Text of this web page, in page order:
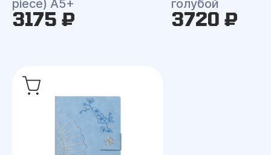
piece) A5+
3175 ₽
голубой
3720 ₽